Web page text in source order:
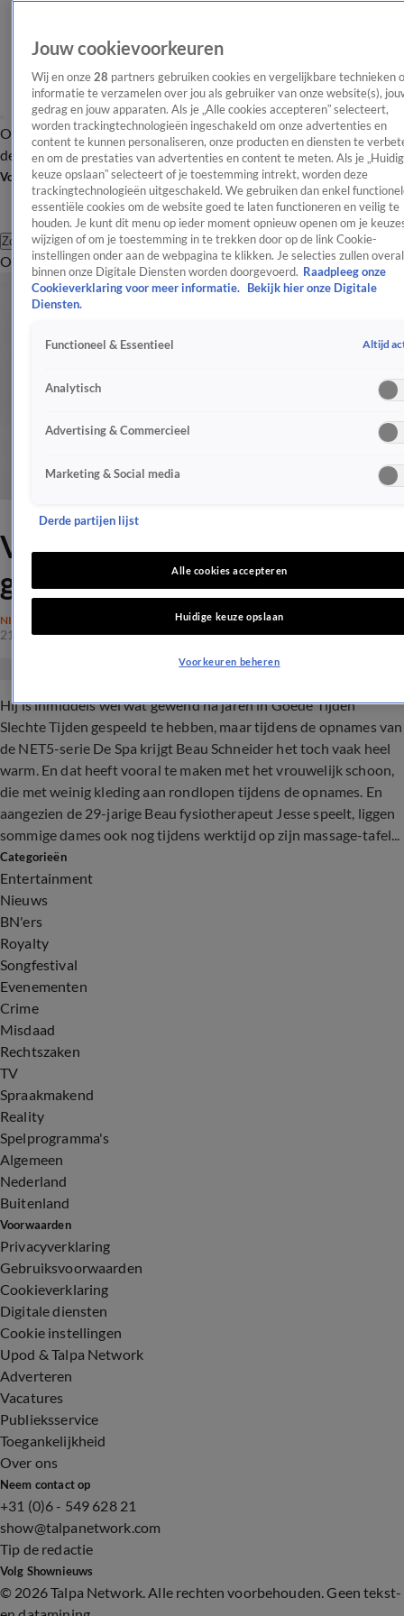
OverzichtAfleveringen Entertainment TV Algemeen
Tip
de redactieNieuwsbrief
Volg Shownieuws
Zoeken
OverzichtEntertainmentSpraakmakendRealityCrimeVideo's
Vrijgezelle Beau Schneider
geniet van mooie vrouwen
NIEUWS
21 okt 2017, 21:57
Hij is inmiddels wel wat gewend na jaren in Goede Tijden
Slechte Tijden gespeeld te hebben, maar tijdens de opnames van
de NET5-serie De Spa krijgt Beau Schneider het toch vaak heel
warm. En dat heeft vooral te maken met het vrouwelijk schoon,
die met weinig kleding aan rondlopen tijdens de opnames. En
aangezien de 29-jarige Beau fysiotherapeut Jesse speelt, liggen
sommige dames ook nog tijdens werktijd op zijn massage-tafel...
Categorieën
Entertainment
Nieuws
BN'ers
Royalty
Songfestival
Evenementen
Crime
Misdaad
Rechtszaken
TV
Spraakmakend
Reality
Spelprogramma's
Algemeen
Nederland
Buitenland
Voorwaarden
Privacyverklaring
Gebruiksvoorwaarden
Cookieverklaring
Digitale diensten
Cookie instellingen
Upod & Talpa Network
Adverteren
Vacatures
Publieksservice
Toegankelijkheid
Over ons
Neem contact op
+31 (0)6 - 549 628 21
show@talpanetwork.com
Tip de redactie
Volg Shownieuws
© 2026 Talpa Network. Alle rechten voorbehouden. Geen tekst-
Jouw cookievoorkeuren
Wij en onze 28 partners gebruiken cookies en vergelijkbare technieken
informatie te verzamelen over jou als gebruiker van onze website(s),
gedrag en jouw apparaten. Als je „Alle cookies accepteren” selecteert,
worden trackingtechnologieën ingeschakeld om onze advertenties en
content te kunnen personaliseren, onze producten en diensten te
en om de prestaties van advertenties en content te meten. Als je
keuze opslaan” selecteert of je toestemming intrekt, worden deze
trackingtechnologieën uitgeschakeld. We gebruiken dan enkel
essentiële cookies om de website goed te laten functioneren en veilig te
houden. Je kunt dit menu op ieder moment opnieuw openen om je
wijzigen of om je toestemming in te trekken door op de link Cookie-
instellingen onder aan de webpagina te klikken. Je selecties zullen overal
binnen onze Digitale Diensten worden doorgevoerd. Raadpleeg onze
Cookieverklaring voor meer informatie.
Bekijk hier onze Digitale
Diensten.
Functioneel & Essentieel Altijd
Analytisch
Advertising & Commercieel
Marketing & Social media
Derde partijen lijst
Alle cookies accepteren
Huidige keuze opslaan
Voorkeuren beheren